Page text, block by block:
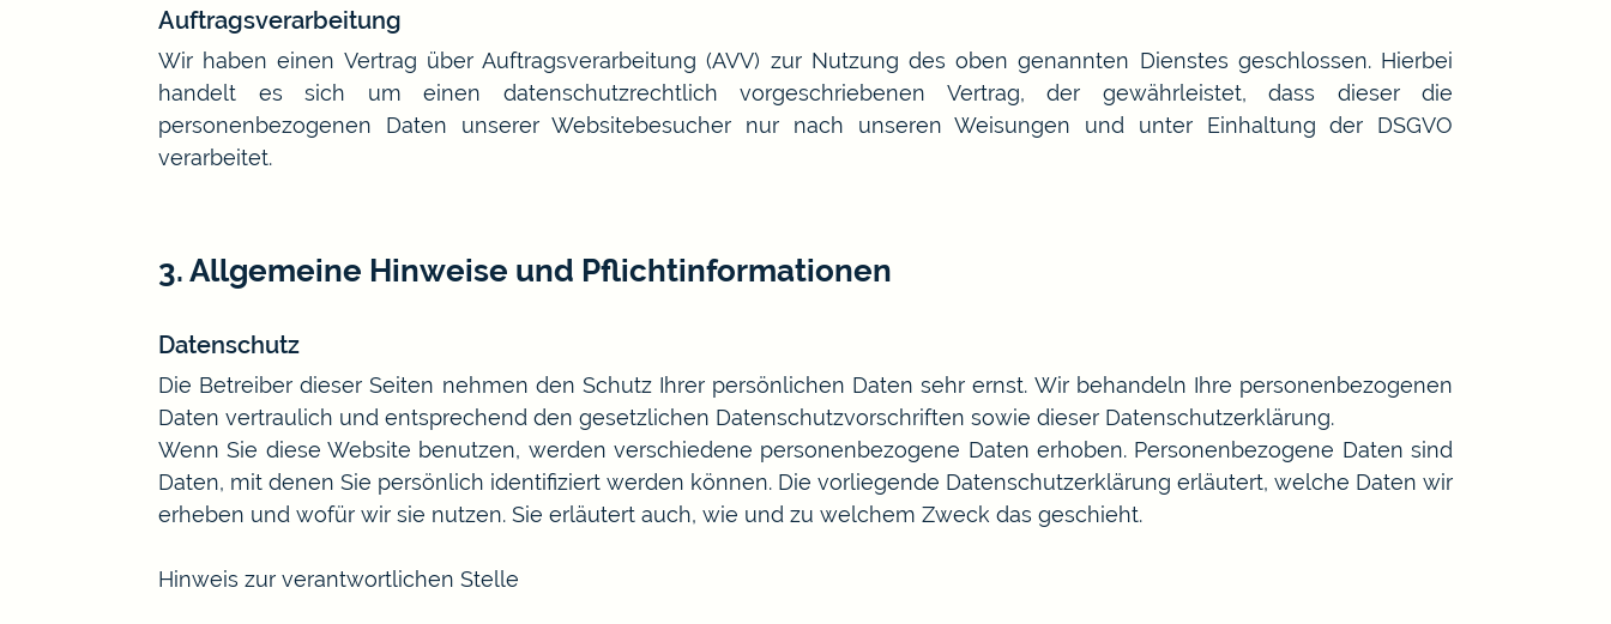
Auftragsverarbeitung
Wir haben einen Vertrag über Auftragsverarbeitung (AVV) zur Nutzung des oben genannten Dienstes geschlossen. Hierbei
handelt es sich um einen datenschutzrechtlich vorgeschriebenen Vertrag, der gewährleistet, dass dieser die
personenbezogenen Daten unserer Websitebesucher nur nach unseren Weisungen und unter Einhaltung der DSGVO
verarbeitet.
3. Allgemeine Hinweise und Pflichtinformationen
Datenschutz
Die Betreiber dieser Seiten nehmen den Schutz Ihrer persönlichen Daten sehr ernst. Wir behandeln Ihre personenbezogenen
Daten vertraulich und entsprechend den gesetzlichen Datenschutzvorschriften sowie dieser Datenschutzerklärung.
Wenn Sie diese Website benutzen, werden verschiedene personenbezogene Daten erhoben. Personenbezogene Daten sind
Daten, mit denen Sie persönlich identifiziert werden können. Die vorliegende Datenschutzerklärung erläutert, welche Daten wir
erheben und wofür wir sie nutzen. Sie erläutert auch, wie und zu welchem Zweck das geschieht.
Hinweis zur verantwortlichen Stelle